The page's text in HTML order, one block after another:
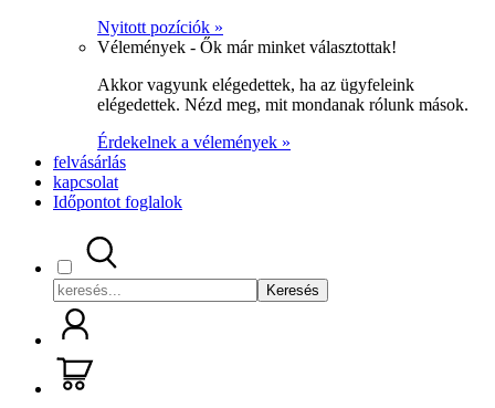
Nyitott pozíciók »
Vélemények - Ők már minket választottak!
Akkor vagyunk elégedettek, ha az ügyfeleink
elégedettek. Nézd meg, mit mondanak rólunk mások.
Érdekelnek a vélemények »
felvásárlás
kapcsolat
Időpontot foglalok
Keresés